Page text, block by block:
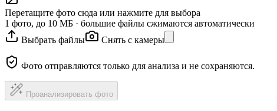
Перетащите фото сюда или нажмите для выбора
1 фото, до 10 МБ · большие файлы сжимаются автоматически
Выбрать файлы
Снять с камеры
Фото отправляются только для анализа и не сохраняются.
Проанализировать фото